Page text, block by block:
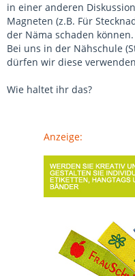
in einer anderen
Magneten (z.B. Für
der Näma schaden können.
Bei uns in der Nähschule
dürfen wir diese
Wie haltet ihr das?
Anzeige: